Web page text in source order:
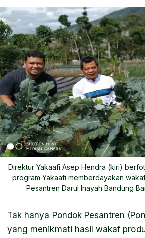
Direktur Yakaafi Asep Hendra (kiri)
program Yakaafi memberdayakan
Pesantren Darul Inayah Bandung
Tak hanya Pondok Pesantren
yang menikmati hasil wakaf